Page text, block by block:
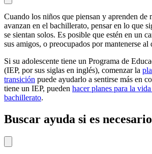
Cuando los niños que piensan y aprenden de
avanzan en el bachillerato, pensar en lo que
se sientan solos. Es posible que estén en un
sus amigos, o preocupados por mantenerse al
Si su adolescente tiene un Programa de
(IEP, por sus siglas en inglés), comenzar la
transición puede ayudarlo a sentirse más en
tiene un IEP, pueden hacer planes para la
bachillerato.
Buscar ayuda si es necesario